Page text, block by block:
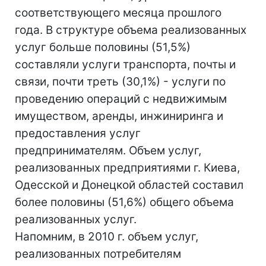
соответствующего месяца прошлого
года. В структуре объема реализованных
услуг больше половины (51,5%)
составляли услуги транспорта, почты и
связи, почти треть (30,1%) - услуги по
проведению операций с недвижимым
имуществом, аренды, инжиниринга и
предоставления услуг
предпринимателям. Объем услуг,
реализованных предприятиями г. Киева,
Одесской и Донецкой областей составил
более половины (51,6%) общего объема
реализованных услуг.
Напомним, в 2010 г. объем услуг,
реализованных потребителям